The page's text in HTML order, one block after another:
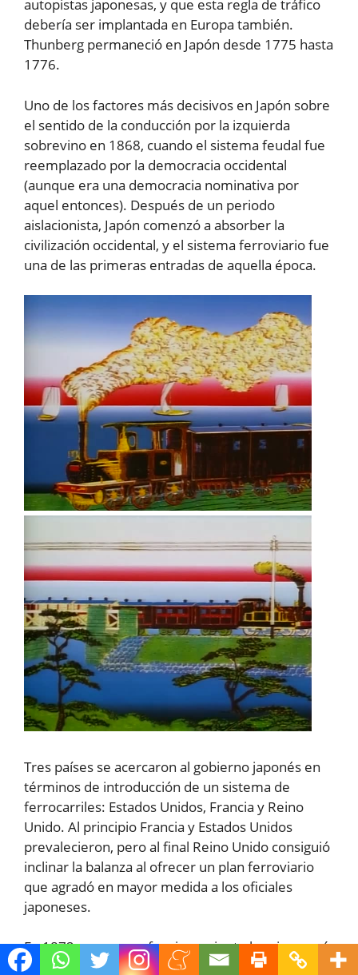
autopistas japonesas, y que esta regla de tráfico
debería ser implantada en Europa también.
Thunberg permaneció en Japón desde 1775 hasta
1776.
Uno de los factores más decisivos en Japón sobre
el sentido de la conducción por la izquierda
sobrevino en 1868, cuando el sistema feudal fue
reemplazado por la democracia occidental
(aunque era una democracia nominativa por
aquel entonces). Después de un periodo
aislacionista, Japón comenzó a absorber la
civilización occidental, y el sistema ferroviario fue
una de las primeras entradas de aquella época.
Tres países se acercaron al gobierno japonés en
términos de introducción de un sistema de
ferrocarriles: Estados Unidos, Francia y Reino
Unido. Al principio Francia y Estados Unidos
prevalecieron, pero al final Reino Unido consiguió
inclinar la balanza al ofrecer un plan ferroviario
que agradó en mayor medida a los oficiales
japoneses.
En 1872 se puso en funcionamiento la primera vía
de trenes con la ayuda de técnicos ingleses. Por